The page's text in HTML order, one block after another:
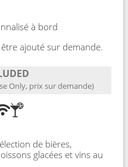
à bord
ajouté sur demande.
Only, prix sur demande)
de bières,
glacées et vins au